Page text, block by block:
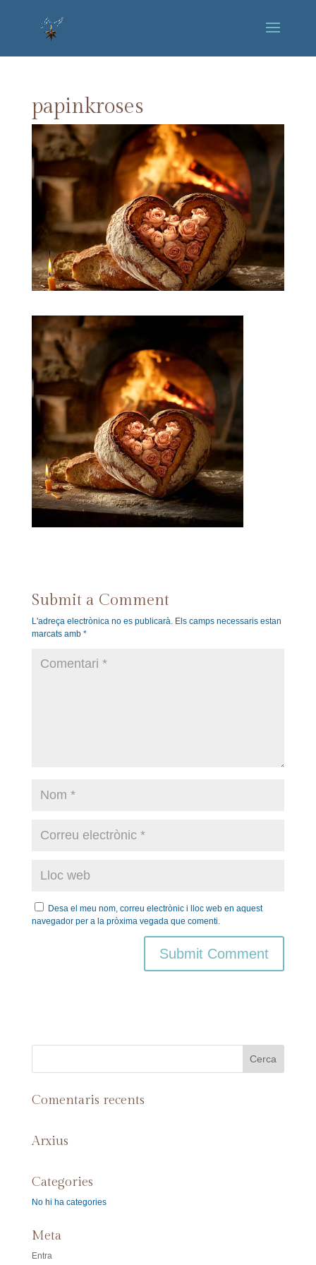
papinkroses
Submit a Comment
L'adreça electrònica no es publicarà. Els camps necessaris estan
marcats amb *
Desa el meu nom, correu electrònic i lloc web en aquest
navegador per a la pròxima vegada que comenti.
Comentaris recents
Arxius
Categories
No hi ha categories
Meta
Entra